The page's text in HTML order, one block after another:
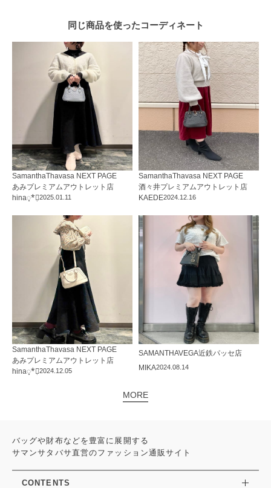
同じ商品を使ったコーディネート
2025.01.11
SamanthaThavasa NEXT PAGE
あみプレミアムアウトレット店
hina◌̥*⃝̣
2024.12.16
SamanthaThavasa NEXT PAGE
酒々井プレミアムアウトレット店
KAEDE
2024.12.05
SamanthaThavasa NEXT PAGE
あみプレミアムアウトレット店
hina◌̥*⃝̣
2024.08.14
SAMANTHAVEGA近鉄パッセ店
MIKA
MORE
バッグや財布などを豊富に展開する
サマンサタバサ直営のファッション通販サイト
CONTENTS